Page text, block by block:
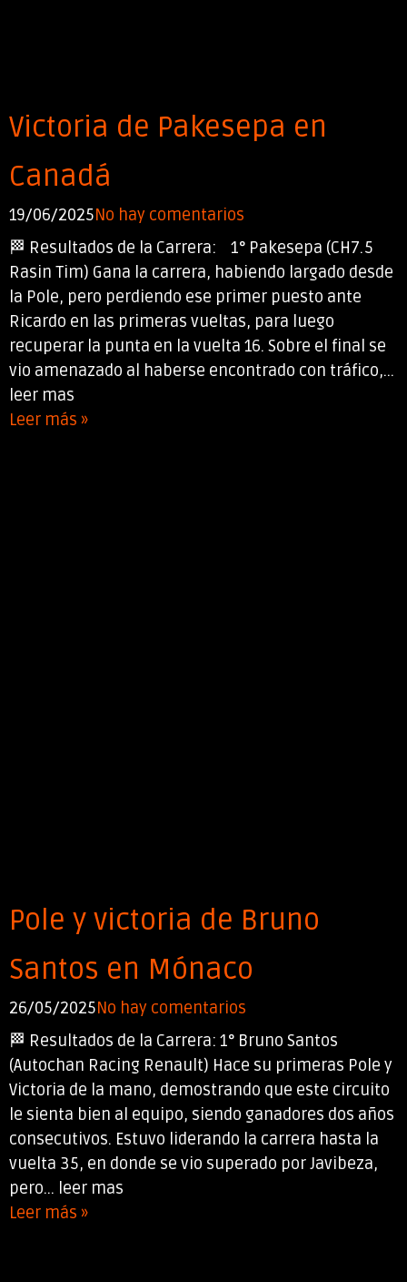
Victoria de Pakesepa en
Canadá
19/06/2025No hay comentarios
🏁 Resultados de la Carrera: 1° Pakesepa (CH7.5
Rasin Tim) Gana la carrera, habiendo largado desde
la Pole, pero perdiendo ese primer puesto ante
Ricardo en las primeras vueltas, para luego
recuperar la punta en la vuelta 16. Sobre el final se
vio amenazado al haberse encontrado con tráfico,...
leer mas
Leer más »
Pole y victoria de Bruno
Santos en Mónaco
26/05/2025No hay comentarios
🏁 Resultados de la Carrera: 1° Bruno Santos
(Autochan Racing Renault) Hace su primeras Pole y
Victoria de la mano, demostrando que este circuito
le sienta bien al equipo, siendo ganadores dos años
consecutivos. Estuvo liderando la carrera hasta la
vuelta 35, en donde se vio superado por Javibeza,
pero... leer mas
Leer más »